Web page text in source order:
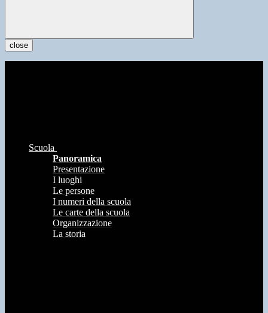
close
Scuola
Panoramica
Presentazione
I luoghi
Le persone
I numeri della scuola
Le carte della scuola
Organizzazione
La storia